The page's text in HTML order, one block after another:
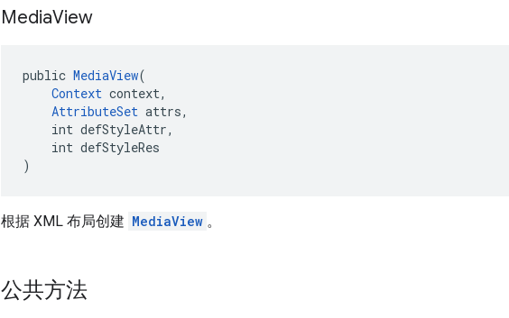
MediaView
public MediaView(
Context context,
AttributeSet attrs,
int defStyleAttr,
int defStyleRes
)
根据 XML 布局创建 MediaView 。
公共方法